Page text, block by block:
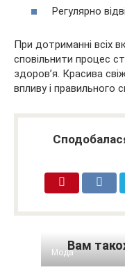
Регулярно
При дотриманні всіх
сповільнити процес
здоров’я. Красива
впливу і правильного
Вам
Мода